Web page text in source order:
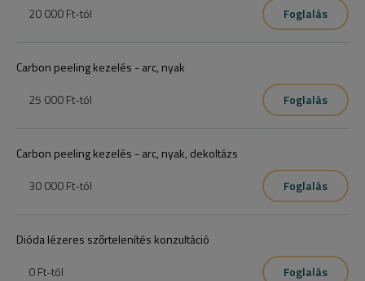
20 000 Ft-tól Foglalás
Carbon peeling kezelés - arc, nyak
25 000 Ft-tól Foglalás
Carbon peeling kezelés - arc, nyak, dekoltázs
30 000 Ft-tól Foglalás
Dióda lézeres szőrtelenítés konzultáció
0 Ft-tól Foglalás